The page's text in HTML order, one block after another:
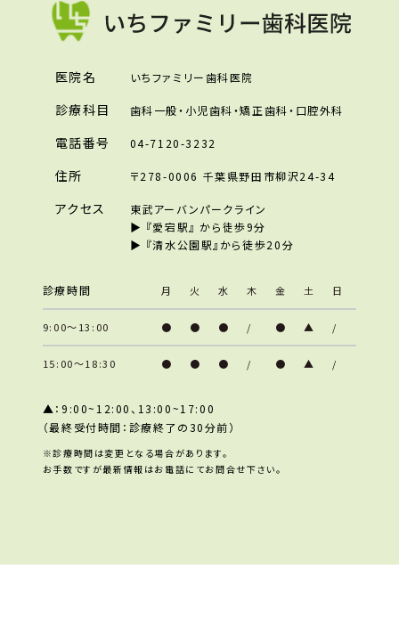
医院名 いちファミリー歯科医院
診療科目 歯科一般・小児歯科・矯正歯科・口腔外科
電話番号 04-7120-3232
住所 〒278-0006 千葉県野田市柳沢24-34
アクセス
東武アーバンパークライン
▶︎ 『愛宕駅』 から徒歩9分
▶︎ 『清水公園駅』から徒歩20分
診療時間 月 火 水 木 金 土 日
9:00～13:00 ● ● ● / ● ▲ /
15:00～18:30 ● ● ● / ● ▲ /
▲：9:00~12:00、13:00~17:00
（最終受付時間：診療終了の30分前）
※診療時間は変更となる場合があります。
お手数ですが最新情報はお電話にてお問合せ下さい。